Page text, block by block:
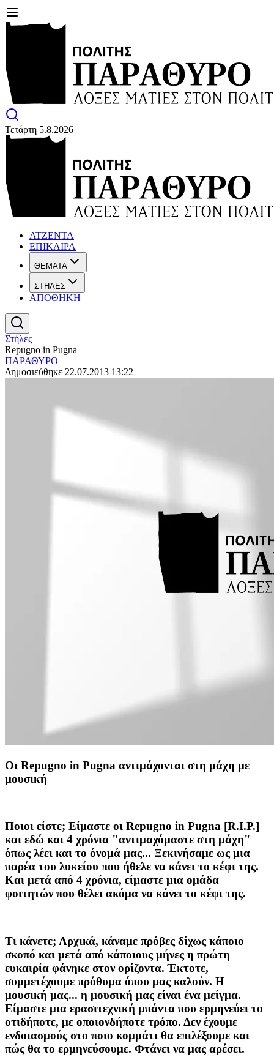
Τετάρτη 5.8.2026
ΑΤΖΕΝΤΑ
ΕΠΙΚΑΙΡΑ
ΘΕΜΑΤΑ
ΣΤΗΛΕΣ
ΑΠΟΘΗΚΗ
Στήλες
Repugno in Pugna
ΠΑΡΑΘΥΡΟ
Δημοσιεύθηκε 22.07.2013 13:22
Οι Repugno in Pugna αντιμάχονται στη μάχη με
μουσική
Ποιοι είστε; Είμαστε οι Repugno in Pugna [R.I.P.]
και εδώ και 4 χρόνια "αντιμαχόμαστε στη μάχη"
όπως λέει και το όνομά μας... Ξεκινήσαμε ως μια
παρέα του λυκείου που ήθελε να κάνει το κέφι της.
Και μετά από 4 χρόνια, είμαστε μια ομάδα
φοιτητών που θέλει ακόμα να κάνει το κέφι της.
Τι κάνετε; Αρχικά, κάναμε πρόβες δίχως κάποιο
σκοπό και μετά από κάποιους μήνες η πρώτη
ευκαιρία φάνηκε στον ορίζοντα. Έκτοτε,
συμμετέχουμε πρόθυμα όπου μας καλούν. Η
μουσική μας... η μουσική μας είναι ένα μείγμα.
Είμαστε μια ερασιτεχνική μπάντα που ερμηνεύει το
οτιδήποτε, με οποιονδήποτε τρόπο. Δεν έχουμε
ενδοιασμούς στο ποιο κομμάτι θα επιλέξουμε και
πώς θα το ερμηνεύσουμε. Φτάνει να μας αρέσει.